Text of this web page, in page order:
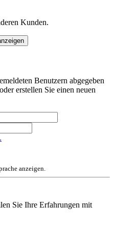
Kunden.
Benutzern abgegeben
erstellen Sie einen neuen
anzeigen.
Sie Ihre Erfahrungen mit